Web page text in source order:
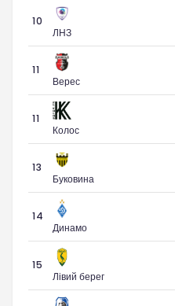
10
ЛНЗ
11
Верес
11
Колос
13
Буковина
14
Динамо
15
Лівий берег